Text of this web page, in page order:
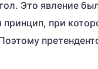
Это явление
при